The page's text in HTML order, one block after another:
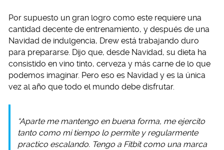
Por supuesto un gran logro como este requiere una
cantidad decente de entrenamiento, y después de una
Navidad de indulgencia, Drew está trabajando duro
para prepararse. Dijo que, desde Navidad, su dieta ha
consistido en vino tinto, cerveza y más carne de lo que
podemos imaginar. Pero eso es Navidad y es la única
vez al año que todo el mundo debe disfrutar.
“Aparte me mantengo en buena forma, me ejercito
tanto como mi tiempo lo permite y regularmente
practico escalando. Tengo a Fitbit como una marca